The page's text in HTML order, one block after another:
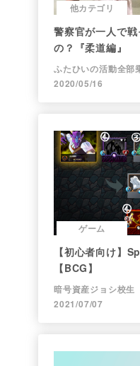
他カテゴリ
警察官が一人で
の？『柔道編』
ふたひいの活動全部
2020/05/16
ゲーム
【初心者向け】
【BCG】
暗号資産ジョシ校
2021/07/07